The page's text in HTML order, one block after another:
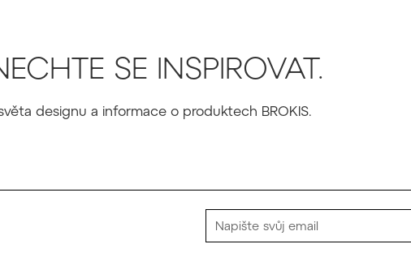
SE INSPIROVAT.
designu a informace o produktech BROKIS.